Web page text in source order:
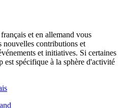
et en allemand vous
nouvelles contributions et
et initiatives. Si certaines
est spécifique à la sphère d'activité